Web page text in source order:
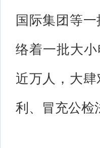
国际集团等
络着一批大
近万人，大
利、冒充公检